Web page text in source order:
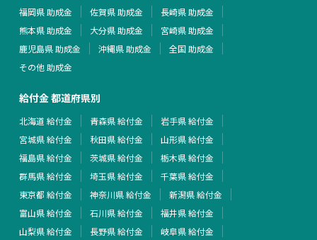
福岡県 助成金
佐賀県 助成金
長崎県 助成金
熊本県 助成金
大分県 助成金
宮崎県 助成金
鹿児島県 助成金
沖縄県 助成金
全国 助成金
その他 助成金
給付金 都道府県別
北海道 給付金 青森県 給付金
岩手県 給付金
宮城県 給付金
秋田県 給付金
山形県 給付金
福島県 給付金
茨城県 給付金
栃木県 給付金
群馬県 給付金
埼玉県 給付金
千葉県 給付金
東京都 給付金
神奈川県 給付金
新潟県 給付金
富山県 給付金
石川県 給付金
福井県 給付金
山梨県 給付金
長野県 給付金
岐阜県 給付金